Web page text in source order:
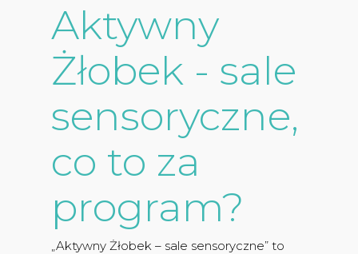
Aktywny
Żłobek - sale
sensoryczne,
co to za
program?
„Aktywny Żłobek – sale sensoryczne” to